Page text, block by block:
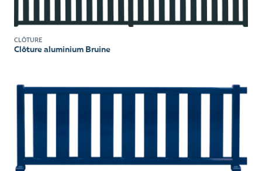
CLÔTURE
Clôture aluminium Bruine